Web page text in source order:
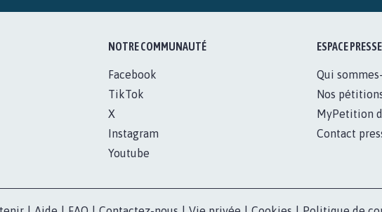
NOTRE COMMUNAUTÉ
Facebook
TikTok
X
Instagram
Youtube
ESPACE PRESSE
Qui
Nos
MyPetition
Contact